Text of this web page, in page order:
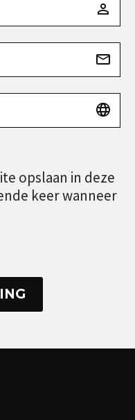
opslaan in deze
keer wanneer